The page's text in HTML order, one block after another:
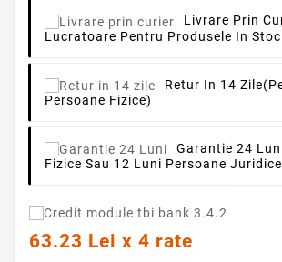
Livrare Prin
Lucratoare Pentru Produsele In
Retur In 14 Zile
Persoane Fizice)
Garantie 24
Fizice Sau 12 Luni Persoane
63.23 Lei x 4 rate